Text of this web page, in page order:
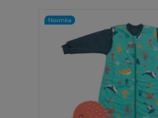
Novinka